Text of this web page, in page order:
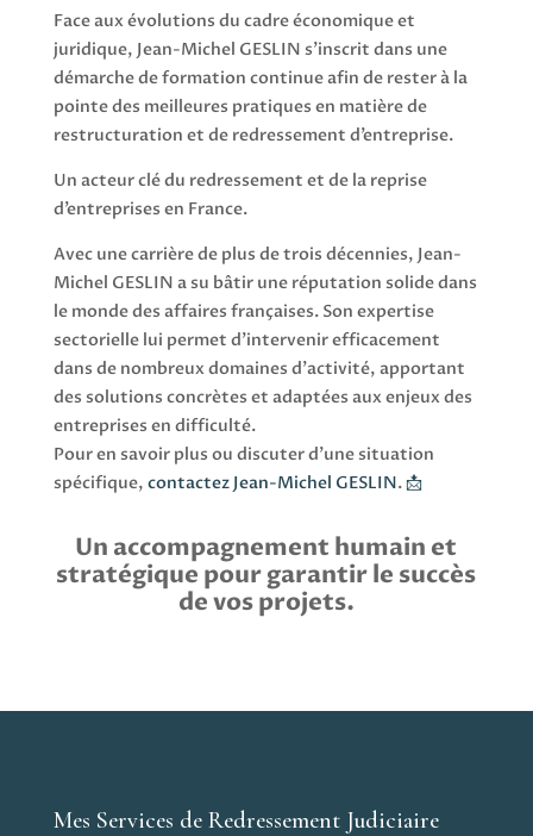
Face aux évolutions du cadre économique et
juridique, Jean-Michel GESLIN s’inscrit dans une
démarche de formation continue afin de rester à la
pointe des meilleures pratiques en matière de
restructuration et de redressement d’entreprise.
Un acteur clé du redressement et de la reprise
d’entreprises en France.
Avec une carrière de plus de trois décennies, Jean-
Michel GESLIN a su bâtir une réputation solide dans
le monde des affaires françaises. Son expertise
sectorielle lui permet d’intervenir efficacement
dans de nombreux domaines d’activité, apportant
des solutions concrètes et adaptées aux enjeux des
entreprises en difficulté.
Pour en savoir plus ou discuter d’une situation
spécifique, contactez Jean-Michel GESLIN.📩
Un accompagnement humain et
stratégique pour garantir le succès
de vos projets.
Mes Services de Redressement Judiciaire